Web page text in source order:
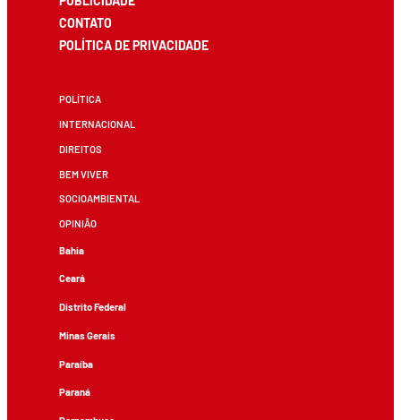
CONTATO
POLÍTICA DE PRIVACIDADE
POLÍTICA
INTERNACIONAL
DIREITOS
BEM VIVER
SOCIOAMBIENTAL
OPINIÃO
Bahia
Ceará
Distrito Federal
Minas Gerais
Paraíba
Paraná